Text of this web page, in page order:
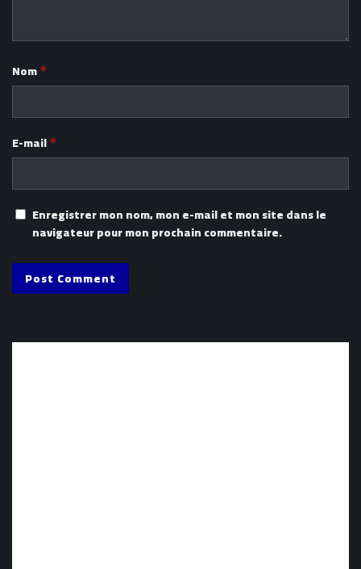
Nom *
E-mail *
Enregistrer mon nom, mon e-mail et mon site dans le
navigateur pour mon prochain commentaire.